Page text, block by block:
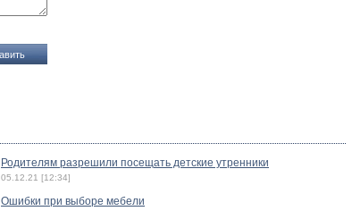
Родителям разрешили посещать детские утренники
05.12.21 [12:34]
Ошибки при выборе мебели